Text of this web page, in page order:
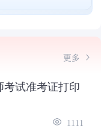
更多
考试准考证打印
1111